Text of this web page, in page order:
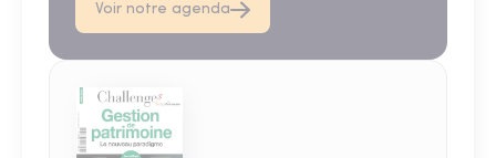
Voir notre agenda